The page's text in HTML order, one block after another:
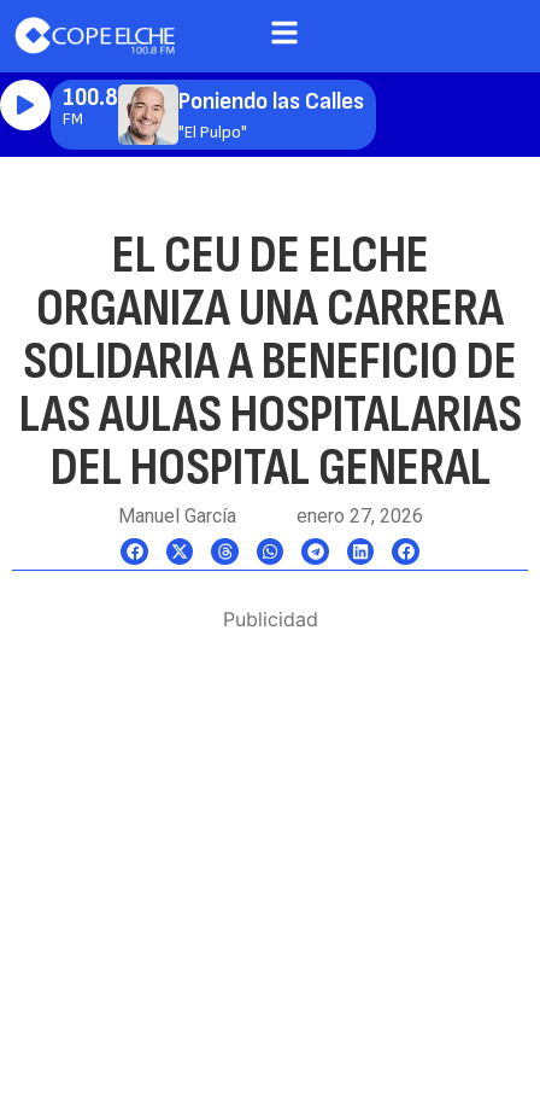
100.8
FM
Poniendo las Calles
"El Pulpo"
EL CEU DE ELCHE
ORGANIZA UNA CARRERA
SOLIDARIA A BENEFICIO DE
LAS AULAS HOSPITALARIAS
DEL HOSPITAL GENERAL
Manuel García enero 27, 2026
Publicidad